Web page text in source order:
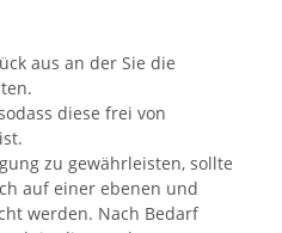
aus an der Sie die
diese frei von
zu gewährleisten, sollte
auf einer ebenen und
werden. Nach Bedarf